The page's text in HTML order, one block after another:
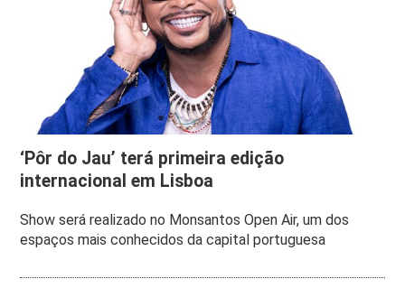
‘Pôr do Jau’ terá primeira edição
internacional em Lisboa
Show será realizado no Monsantos Open Air, um dos
espaços mais conhecidos da capital portuguesa